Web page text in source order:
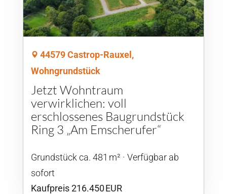
44579 Castrop-Rauxel,
Wohngrundstück
Jetzt Wohntraum
verwirklichen: voll
erschlossenes Baugrundstück
Ring 3 „Am Emscherufer“
Grund­stück ca. 481 m²
Verfügbar ab
sofort
Kaufpreis 216.450 EUR